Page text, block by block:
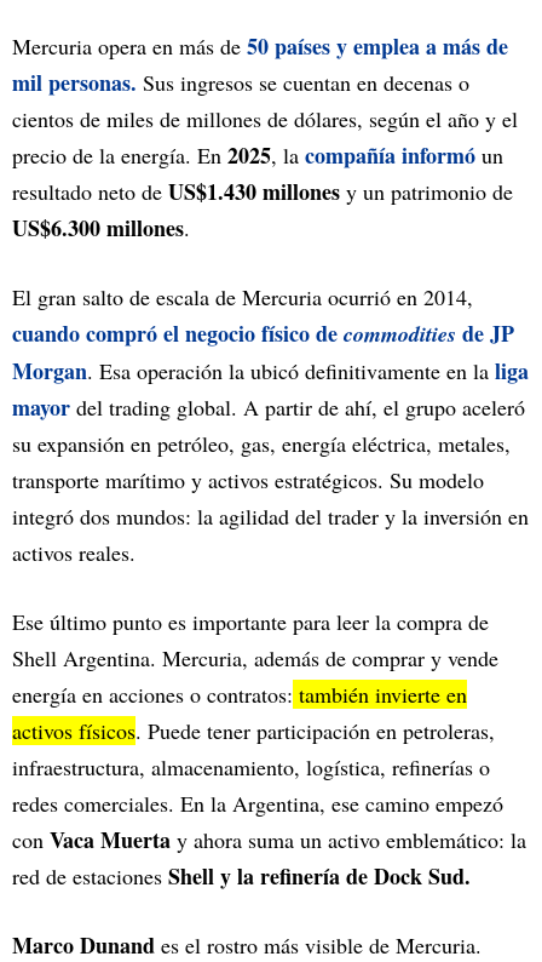
Mercuria opera en más de 50 países y emplea a más de
mil personas. Sus ingresos se cuentan en decenas o
cientos de miles de millones de dólares, según el año y el
precio de la energía. En 2025, la compañía informó un
resultado neto de US$1.430 millones y un patrimonio de
US$6.300 millones.
El gran salto de escala de Mercuria ocurrió en 2014,
cuando compró el negocio físico de commodities de JP
Morgan. Esa operación la ubicó definitivamente en la liga
mayor del trading global. A partir de ahí, el grupo aceleró
su expansión en petróleo, gas, energía eléctrica, metales,
transporte marítimo y activos estratégicos. Su modelo
integró dos mundos: la agilidad del trader y la inversión en
activos reales.
Ese último punto es importante para leer la compra de
Shell Argentina. Mercuria, además de comprar y vende
energía en acciones o contratos: también invierte en
activos físicos. Puede tener participación en petroleras,
infraestructura, almacenamiento, logística, refinerías o
redes comerciales. En la Argentina, ese camino empezó
con Vaca Muerta y ahora suma un activo emblemático: la
red de estaciones Shell y la refinería de Dock Sud.
Marco Dunand es el rostro más visible de Mercuria.